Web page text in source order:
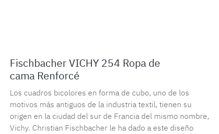
Fischbacher VICHY 254 Ropa de
cama Renforcé
Los cuadros bicolores en forma de cubo, uno de los
motivos más antiguos de la industria textil, tienen su
origen en la ciudad del sur de Francia del mismo nombre,
Vichy. Christian Fischbacher le ha dado a este diseño